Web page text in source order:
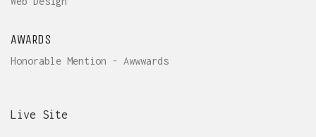
AWARDS
Honorable Mention - Awwwards
Live Site